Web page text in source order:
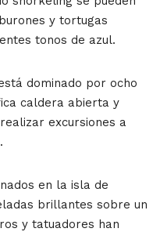
y tortugas
tonos de azul.
dominado por ocho
caldera abierta y
excursiones a
en la isla de
brillantes sobre un
y tatuadores han